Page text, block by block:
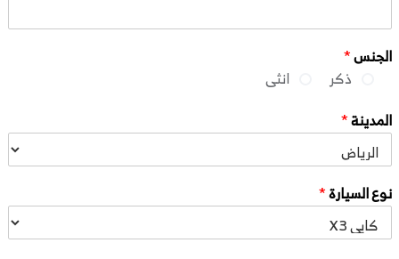
الجنس*
ذكر
انثى
المدينة*
نوع السيارة*